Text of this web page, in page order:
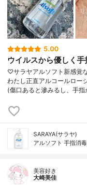
5.00
ウイルスから優しく
♡サラヤアルソフト新感覚
わたし正直アルコールロー
(傷口あると滲みるし、手
SARAYA(サラヤ)
アルソフト 手指消
美容好き
大崎美佳